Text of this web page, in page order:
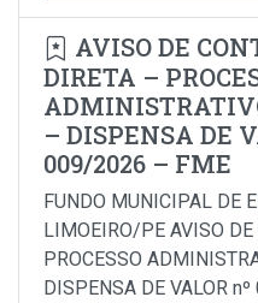
AVISO DE
DIRETA –
– DISPENSA DE
009/2026 – FME
FUNDO MUNICIPAL DE
LIMOEIRO/PE AVISO DE
PROCESSO
DISPENSA DE VALOR